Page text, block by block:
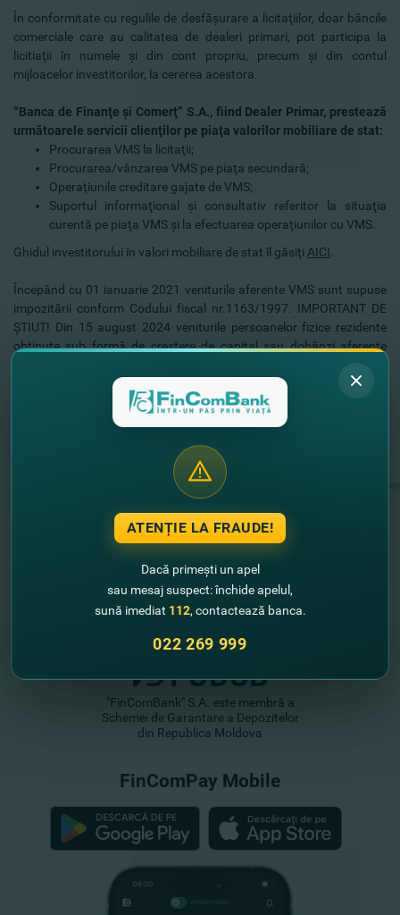
În conformitate cu regulile de desfăşurare a licitaţiilor, doar băncile
comerciale care au calitatea de dealeri primari, pot participa la
licitiaţii în numele şi din cont propriu, precum şi din contul
mijloacelor investitorilor, la cererea acestora.
“Banca de Finanţe şi Comerţ” S.A., fiind Dealer Primar, prestează
următoarele servicii clienţilor pe piaţa valorilor mobiliare de stat:
Procurarea VMS la licitaţii;
Procurarea/vânzarea VMS pe piaţa secundară;
Operaţiunile creditare gajate de VMS;
Suportul informaţional şi consultativ referitor la situaţia
curentă pe piaţa VMS şi la efectuarea operaţiunilor cu VMS.
Ghidul investitorului în valori mobiliare de stat îl găsiţi AICI
Începând cu 01 ianuarie 2021 veniturile aferente VMS sunt supuse
impozitării conform Codului fiscal nr.1163/1997. IMPORTANT DE
ŞTIUT! Din 15 august 2024 veniturile persoanelor fizice rezidente
obţinute sub formă de creştere de capital sau dobânzi aferente
Informaţia suplimentară privind prestarea serviciilor cu VMS o
Ghidul investitorului în VMS
pentru operaţiuni cu VMS
"FinComBank" S.A. este membră a
Schemei de Garantare a Depozitelor
din Republica Moldova
FinComPay Mobile
ATENȚIE LA FRAUDE!
Dacă primești un apel
sau mesaj suspect: închide apelul,
sună imediat 112, contactează banca.
022 269 999